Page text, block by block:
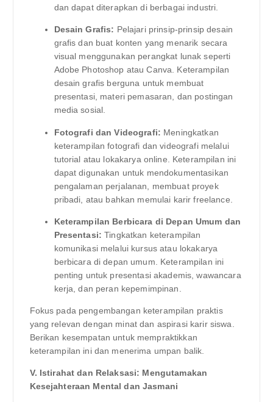
dan dapat diterapkan di berbagai industri.
Desain Grafis: Pelajari prinsip-prinsip desain
grafis dan buat konten yang menarik secara
visual menggunakan perangkat lunak seperti
Adobe Photoshop atau Canva. Keterampilan
desain grafis berguna untuk membuat
presentasi, materi pemasaran, dan postingan
media sosial.
Fotografi dan Videografi: Meningkatkan
keterampilan fotografi dan videografi melalui
tutorial atau lokakarya online. Keterampilan ini
dapat digunakan untuk mendokumentasikan
pengalaman perjalanan, membuat proyek
pribadi, atau bahkan memulai karir freelance.
Keterampilan Berbicara di Depan Umum dan
Presentasi: Tingkatkan keterampilan
komunikasi melalui kursus atau lokakarya
berbicara di depan umum. Keterampilan ini
penting untuk presentasi akademis, wawancara
kerja, dan peran kepemimpinan.
Fokus pada pengembangan keterampilan praktis
yang relevan dengan minat dan aspirasi karir siswa.
Berikan kesempatan untuk mempraktikkan
keterampilan ini dan menerima umpan balik.
V. Istirahat dan Relaksasi: Mengutamakan
Kesejahteraan Mental dan Jasmani